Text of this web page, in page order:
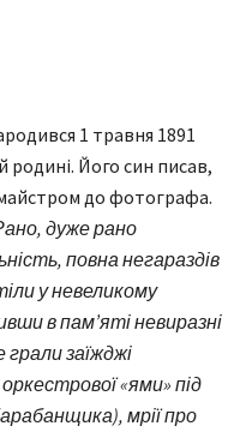
1 травня 1891
родині. Його син писав,
до фотографа.
дуже рано
повна негараздів
у невеликому
в пам’яті невиразні
заїжджі
«ями» під
мрії про